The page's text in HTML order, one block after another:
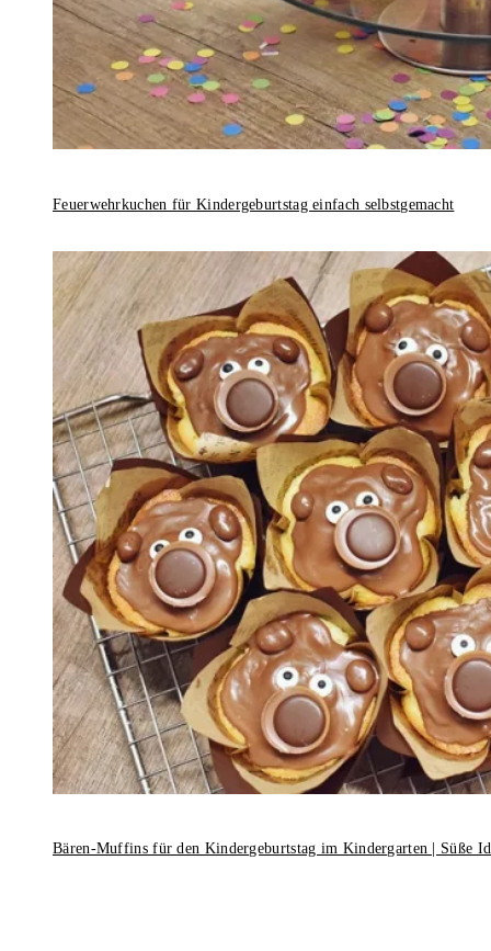
Feuerwehrkuchen für Kindergeburtstag einfach selbstgemacht
Bären-Muffins für den Kindergeburtstag im Kindergarten | Süße